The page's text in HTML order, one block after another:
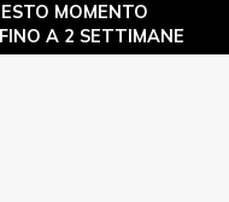
MOMENTO
A 2 SETTIMANE